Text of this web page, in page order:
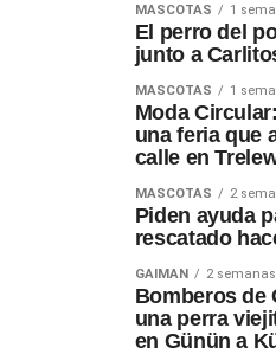
MASCOTAS 1
El perro del
junto a
MASCOTAS 1
Moda
una feria que
calle en
MASCOTAS 2
Piden ayuda
rescatado
GAIMAN 2 semanas
Bomberos de
una perra
en Günün a